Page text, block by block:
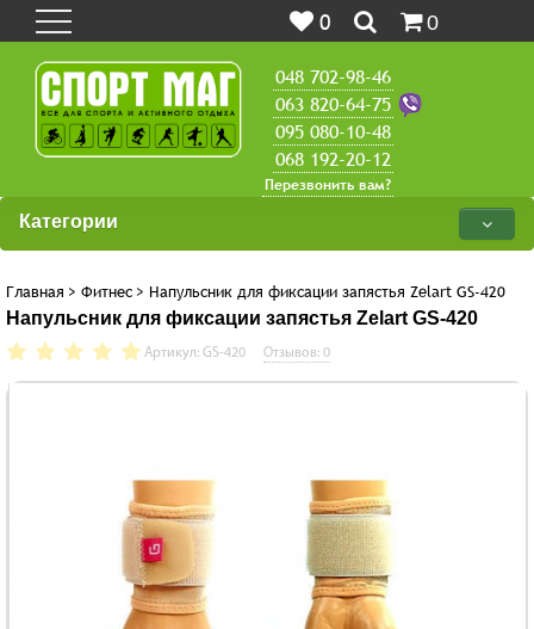
0 0
048 702-98-46
063 820-64-75
095 080-10-48
068 192-20-12
Перезвонить вам?
Категории
Главная > Фитнес > Напульсник для фиксации запястья Zelart GS-420
Напульсник для фиксации запястья Zelart GS-420
Артикул: GS-420 Отзывов: 0